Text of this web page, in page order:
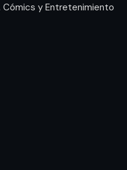
Cómics y Entretenimiento